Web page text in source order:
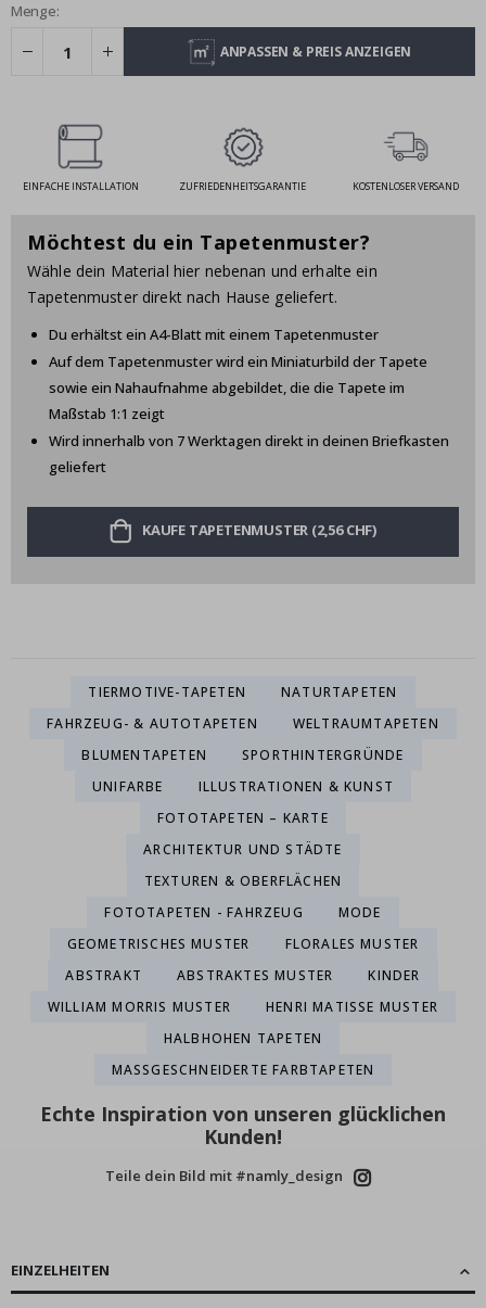
Menge:
ANPASSEN & PREIS ANZEIGEN
EINFACHE INSTALLATION ZUFRIEDENHEITSGARANTIE KOSTENLOSER VERSAND
Möchtest du ein Tapetenmuster?
Wähle dein Material hier nebenan und erhalte ein
Tapetenmuster direkt nach Hause geliefert.
Du erhältst ein A4-Blatt mit einem Tapetenmuster
Auf dem Tapetenmuster wird ein Miniaturbild der Tapete
sowie ein Nahaufnahme abgebildet, die die Tapete im
Maßstab 1:1 zeigt
Wird innerhalb von 7 Werktagen direkt in deinen Briefkasten
geliefert
KAUFE TAPETENMUSTER (2,56 CHF)
TIERMOTIVE-TAPETEN
NATURTAPETEN
FAHRZEUG- & AUTOTAPETEN
WELTRAUMTAPETEN
BLUMENTAPETEN
SPORTHINTERGRÜNDE
UNIFARBE
ILLUSTRATIONEN & KUNST
FOTOTAPETEN – KARTE
ARCHITEKTUR UND STÄDTE
TEXTUREN & OBERFLÄCHEN
FOTOTAPETEN - FAHRZEUG
MODE
GEOMETRISCHES MUSTER
FLORALES MUSTER
ABSTRAKT
ABSTRAKTES MUSTER
KINDER
WILLIAM MORRIS MUSTER
HENRI MATISSE MUSTER
HALBHOHEN TAPETEN
MASSGESCHNEIDERTE FARBTAPETEN
Echte Inspiration von unseren glücklichen
Kunden!
Teile dein Bild mit #namly_design
EINZELHEITEN